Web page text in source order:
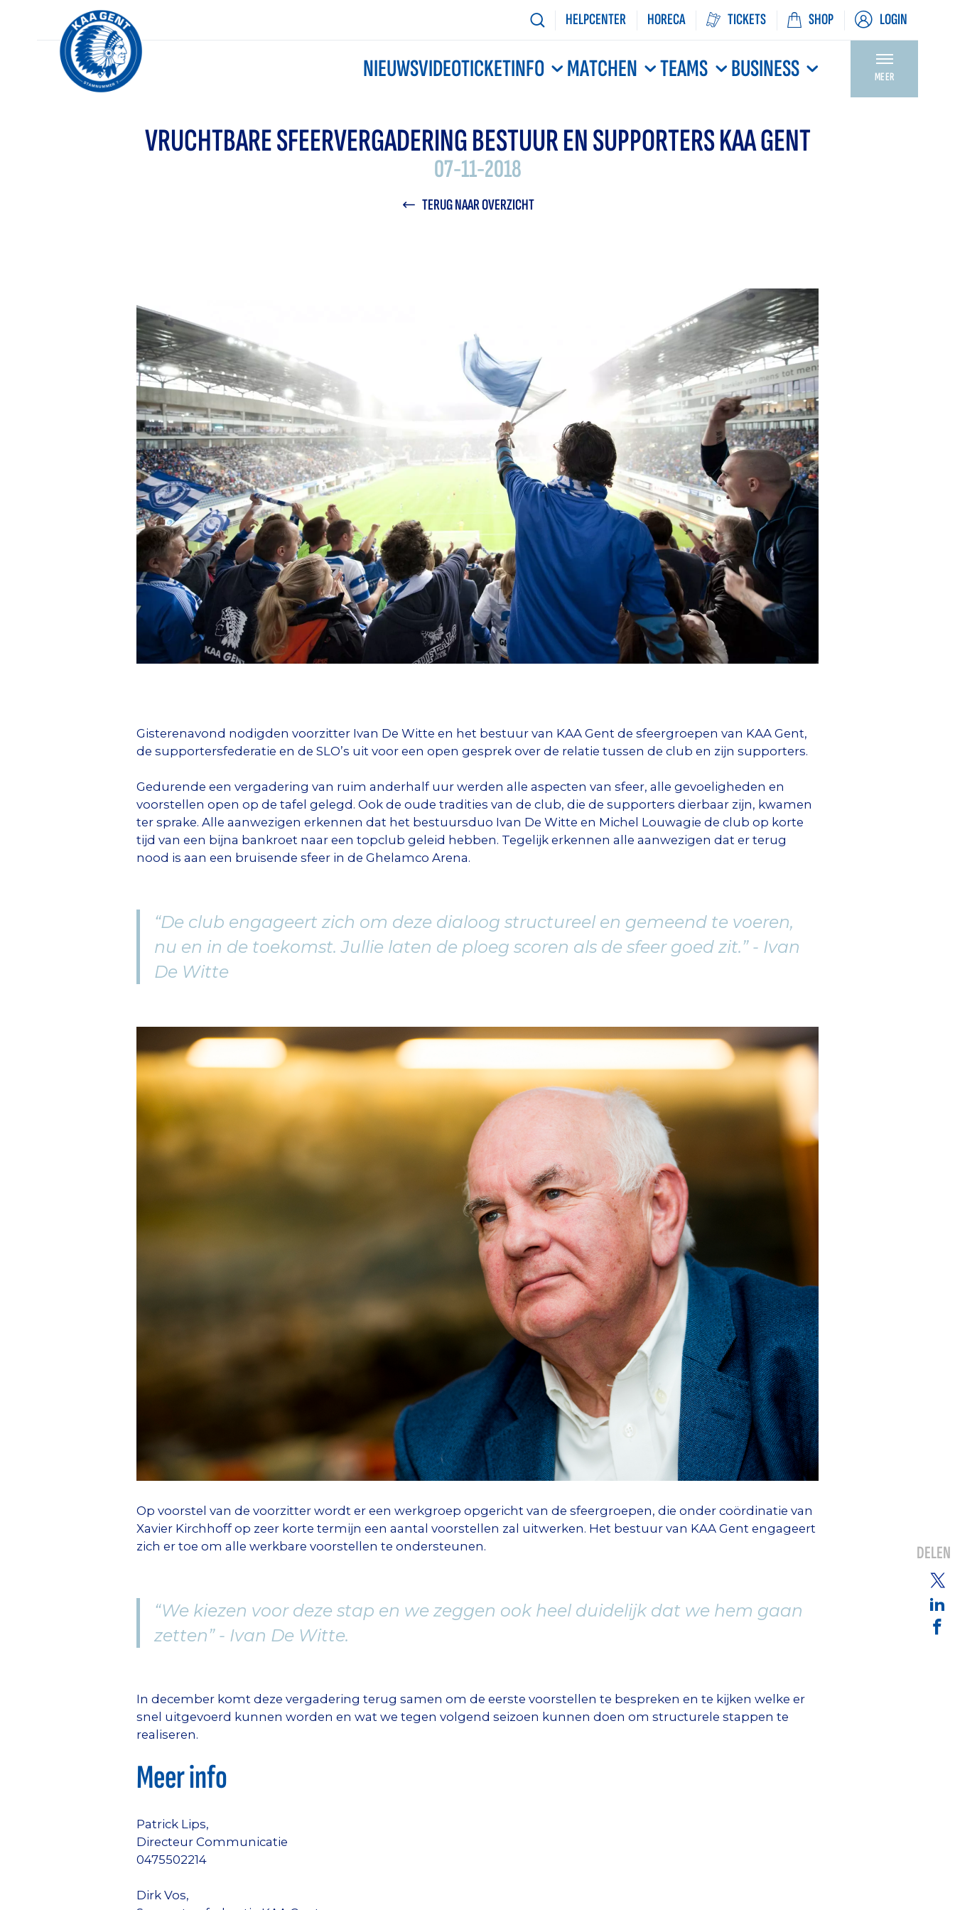
HELPCENTER HORECA TICKETS SHOP LOGIN
NIEUWSVIDEOTICKETINFO MATCHEN TEAMS BUSINESS MEER
VRUCHTBARE SFEERVERGADERING BESTUUR EN SUPPORTERS KAA GENT
07-11-2018
TERUG NAAR OVERZICHT
Gisterenavond nodigden voorzitter Ivan De Witte en het bestuur van KAA Gent de sfeergroepen van KAA Gent,
de supportersfederatie en de SLO’s uit voor een open gesprek over de relatie tussen de club en zijn supporters.
Gedurende een vergadering van ruim anderhalf uur werden alle aspecten van sfeer, alle gevoeligheden en
voorstellen open op de tafel gelegd. Ook de oude tradities van de club, die de supporters dierbaar zijn, kwamen
ter sprake. Alle aanwezigen erkennen dat het bestuursduo Ivan De Witte en Michel Louwagie de club op korte
tijd van een bijna bankroet naar een topclub geleid hebben. Tegelijk erkennen alle aanwezigen dat er terug
nood is aan een bruisende sfeer in de Ghelamco Arena.
“De club engageert zich om deze dialoog structureel en gemeend te voeren,
nu en in de toekomst. Jullie laten de ploeg scoren als de sfeer goed zit.” - Ivan
De Witte
Op voorstel van de voorzitter wordt er een werkgroep opgericht van de sfeergroepen, die onder coördinatie van
Xavier Kirchhoff op zeer korte termijn een aantal voorstellen zal uitwerken. Het bestuur van KAA Gent engageert
zich er toe om alle werkbare voorstellen te ondersteunen.
“We kiezen voor deze stap en we zeggen ook heel duidelijk dat we hem gaan
zetten” - Ivan De Witte.
In december komt deze vergadering terug samen om de eerste voorstellen te bespreken en te kijken welke er
snel uitgevoerd kunnen worden en wat we tegen volgend seizoen kunnen doen om structurele stappen te
realiseren.
Meer info
Patrick Lips,
Directeur Communicatie
0475502214
Dirk Vos,
DELEN